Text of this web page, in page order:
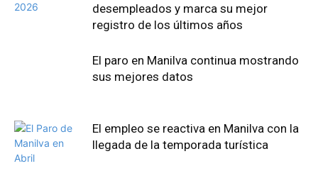
desempleados y marca su mejor
registro de los últimos años
El paro en Manilva continua mostrando
sus mejores datos
El empleo se reactiva en Manilva con la
llegada de la temporada turística